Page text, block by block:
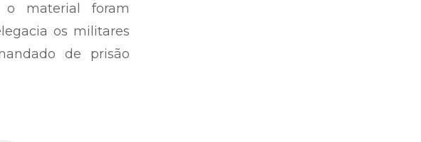
material foram
os militares
de prisão